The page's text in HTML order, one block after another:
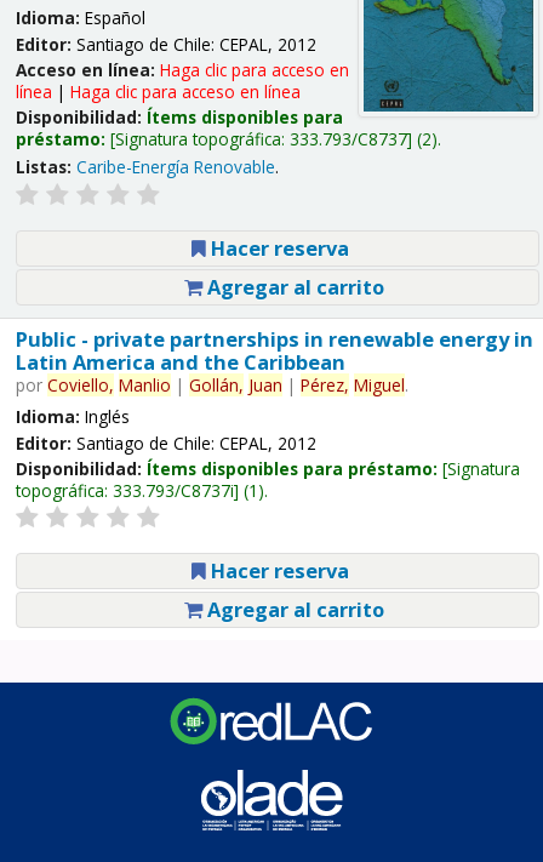
Idioma: Español
Editor: Santiago de Chile: CEPAL, 2012
Acceso en línea: Haga clic para acceso en
línea | Haga clic para acceso en línea
Disponibilidad: Ítems disponibles para
préstamo: Signatura topográfica: 333.793/C8737 (2).
Listas: Caribe-Energía Renovable.
Hacer reserva
Agregar al carrito
Public - private partnerships in renewable energy in
Latin America and the Caribbean
por Coviello, Manlio | Gollán, Juan | Pérez, Miguel.
Idioma: Inglés
Editor: Santiago de Chile: CEPAL, 2012
Disponibilidad: Ítems disponibles para préstamo: Signatura
topográfica: 333.793/C8737i (1).
Hacer reserva
Agregar al carrito